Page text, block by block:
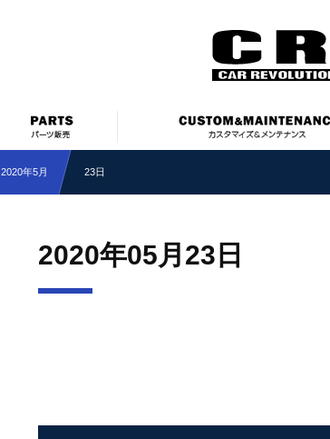
2020年5月 23日
2020年05月23日